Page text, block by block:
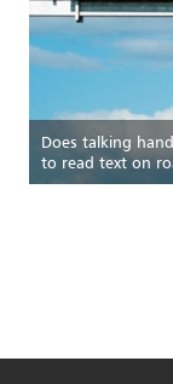
Does talking
to read text on